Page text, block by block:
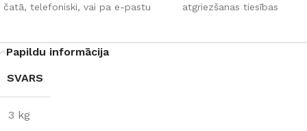
čatā, telefoniski, vai pa e-pastu
atgriezšanas tiesības
Papildu informācija
SVARS
3 kg